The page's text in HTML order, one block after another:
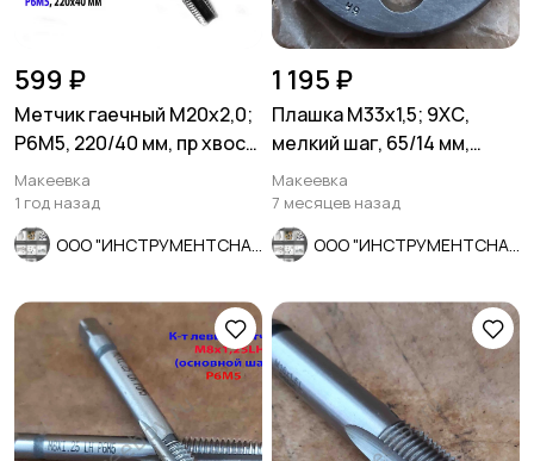
599 ₽
Метчик гаечный М20х2,0;
Р6М5, 220/40 мм, пр хвост,
мелкий шаг, СССР.
Макеевка
1 год назад
1 195 ₽
Плашка М33х1,5; 9ХС,
мелкий шаг, 65/14 мм,
ГОСТ 7740-71, СССР.
Макеевка
7 месяцев назад